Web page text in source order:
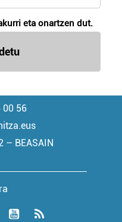
eta onartzen dut.
00 56
– BEASAIN